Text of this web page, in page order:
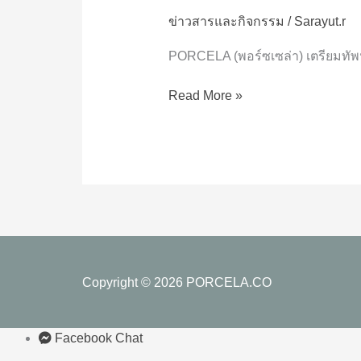
ข่าวสารและกิจกรรม / Sarayut.r
PORCELA (พอร์ซเซล่า) เตรียม
รักษ์
โลก
ขน
นวัตกรรม
ยั่งยืน
โชว์
Read More »
Copyright © 2026 PORCELA.CO
Facebook Chat